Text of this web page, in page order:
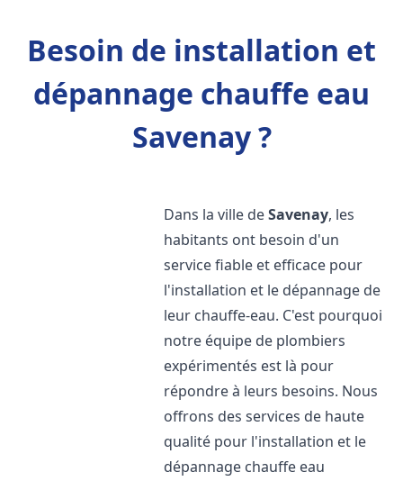
Besoin de installation et
dépannage chauffe eau
Savenay ?
Dans la ville deSavenay, les
habitants ont besoin d'un
service fiable et efficace pour
l'installation et le dépannage de
leur chauffe-eau. C'est pourquoi
notre équipe de plombiers
expérimentés est là pour
répondre à leurs besoins. Nous
offrons des services de haute
qualité pour l'installation et le
dépannage chauffe eau